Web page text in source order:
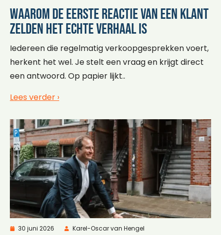
Waarom de eerste reactie van een klant
zelden het echte verhaal is
Iedereen die regelmatig verkoopgesprekken voert,
herkent het wel. Je stelt een vraag en krijgt direct
een antwoord. Op papier lijkt..
Lees verder ›
30 juni 2026 Karel-Oscar van Hengel